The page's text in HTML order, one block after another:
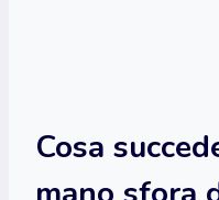
Cosa